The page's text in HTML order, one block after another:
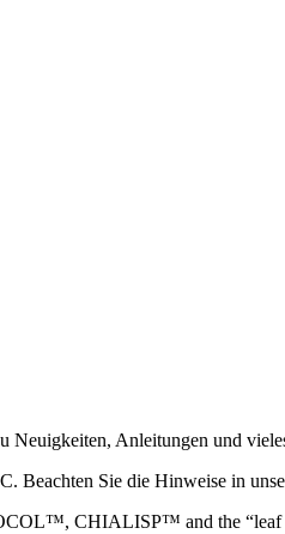
Anleitungen und
Sie die Hinweise in
CHIALISP™ and the “leaf